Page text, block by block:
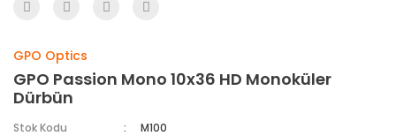
GPO Optics
GPO Passion Mono 10x36 HD Monoküler
Dürbün
Stok Kodu
M100